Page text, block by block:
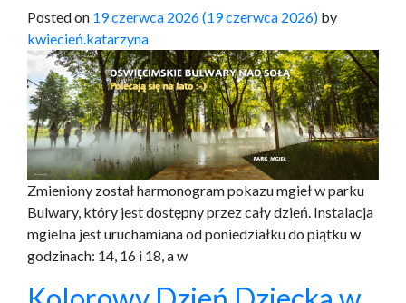
Posted on 19 czerwca 2026(19 czerwca 2026) by
kwiecień.katarzyna
Zmieniony został harmonogram pokazu mgieł w parku
Bulwary, który jest dostępny przez cały dzień. Instalacja
mgielna jest uruchamiana od poniedziałku do piątku w
godzinach: 14, 16 i 18, a w